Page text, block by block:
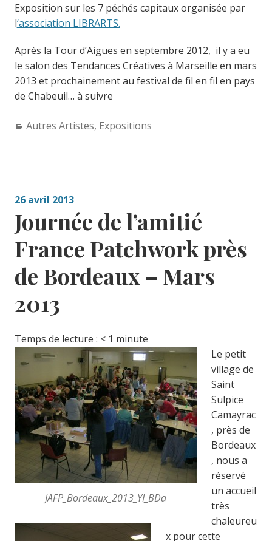
Exposition sur les 7 péchés capitaux organisée par
l‘association LIBRARTS.
Après la Tour d’Aigues en septembre 2012, il y a eu
le salon des Tendances Créatives à Marseille en mars
2013 et prochainement au festival de fil en fil en pays
de Chabeuil… à suivre
Categories:
Autres Artistes, Expositions
26 avril 2013
Journée de l’amitié
France Patchwork près
de Bordeaux – Mars
2013
Temps de lecture : < 1 minute
JAFP_Bordeaux_2013_YI_BDa
Le petit
village de
Saint
Sulpice
Camayrac
, près de
Bordeaux
, nous a
réservé
un accueil
très
chaleureu
x pour cette